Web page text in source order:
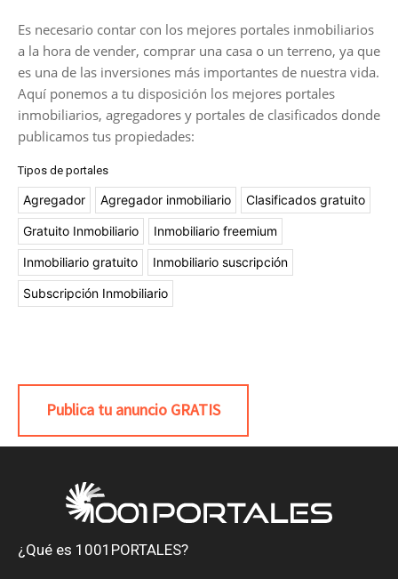
Es necesario contar con los mejores portales inmobiliarios
a la hora de vender, comprar una casa o un terreno, ya que
es una de las inversiones más importantes de nuestra vida.
Aquí ponemos a tu disposición los mejores portales
inmobiliarios, agregadores y portales de clasificados donde
publicamos tus propiedades:
Tipos de portales
Agregador Agregador inmobiliario Clasificados gratuito
Gratuito Inmobiliario Inmobiliario freemium
Inmobiliario gratuito Inmobiliario suscripción
Subscripción Inmobiliario
Publica tu anuncio GRATIS
¿Qué es 1001PORTALES?